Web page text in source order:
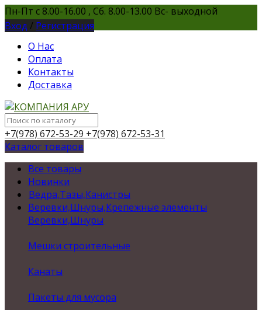
Пн-Пт с 8.00-16.00 , Сб. 8.00-13.00 Вс- выходной
Вход / Регистрация
О Нас
Оплата
Контакты
Доставка
+7(978) 672-53-29 +7(978) 672-53-31
Каталог товаров
Все товары
Новинки
Ведра,Тазы,Канистры
Веревки,Шнуры,Крепежные элементы
Веревки,Шнуры
Мешки строительные
Канаты
Пакеты для мусора